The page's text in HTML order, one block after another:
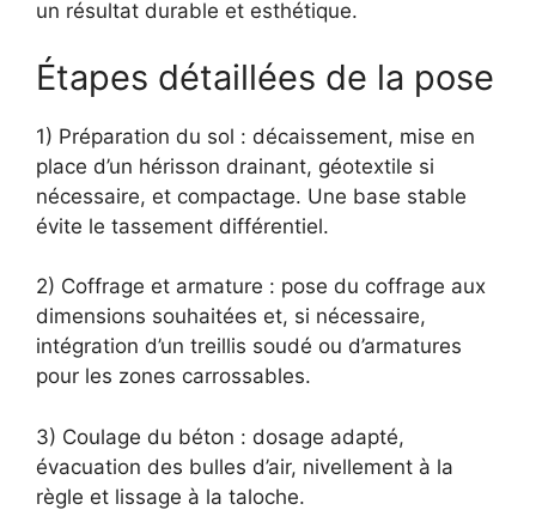
un résultat durable et esthétique.
Étapes détaillées de la pose
1) Préparation du sol : décaissement, mise en
place d’un hérisson drainant, géotextile si
nécessaire, et compactage. Une base stable
évite le tassement différentiel.
2) Coffrage et armature : pose du coffrage aux
dimensions souhaitées et, si nécessaire,
intégration d’un treillis soudé ou d’armatures
pour les zones carrossables.
3) Coulage du béton : dosage adapté,
évacuation des bulles d’air, nivellement à la
règle et lissage à la taloche.